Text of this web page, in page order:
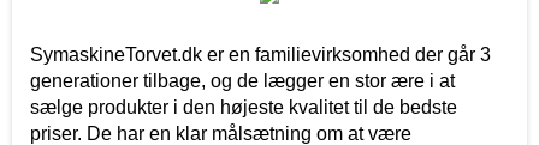
SymaskineTorvet.dk er en familievirksomhed der går 3
generationer tilbage, og de lægger en stor ære i at
sælge produkter i den højeste kvalitet til de bedste
priser. De har en klar målsætning om at være